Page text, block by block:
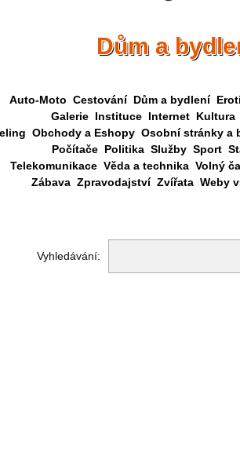
Dům a
Auto-Moto Cestování Dům a bydlení
Galerie Instituce Internet Kultura
Obchody a Eshopy Osobní stránky a
Počítače Politika Služby Sport
Telekomunikace Věda a technika Volný
Zábava Zpravodajství Zvířata Weby
Vyhledávání: